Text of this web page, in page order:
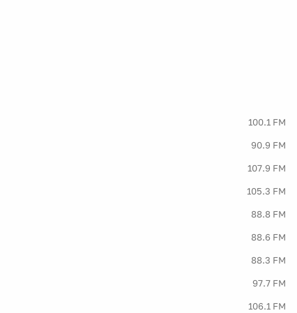
100.1 FM
90.9 FM
107.9 FM
105.3 FM
88.8 FM
88.6 FM
88.3 FM
97.7 FM
106.1 FM